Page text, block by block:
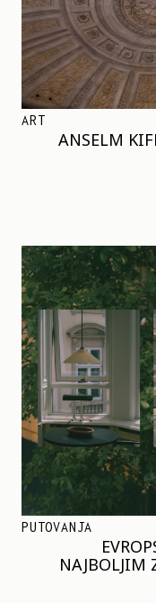
ART
ANSELM
PUTOVANJA
NAJBOLJIM